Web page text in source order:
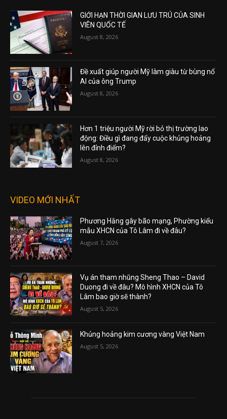
GIỚI HẠN THỜI GIAN LƯU TRÚ CỦA SINH
VIÊN QUỐC TẾ
August 8, 2026
Đề xuất giúp người Mỹ làm giàu từ bùng nổ
AI của ông Trump
August 8, 2026
Hơn 1 triệu người Mỹ rời bỏ thị trường lao
động: Điều gì đang đẩy cuộc khủng hoảng
lên đỉnh điểm?
August 8, 2026
VIDEO MỚI NHẤT
Phương Hằng gây bão mạng, Phường kiểu
mẫu XHCN của Tô Lâm đi về đâu?
August 7, 2026
Vụ án tham nhũng Sheng Thao – David
Duong đi về đâu? Mô hình XHCN của Tô
Lâm bao giờ sẽ thành?
August 5, 2026
Khủng hoảng kim cương vàng Việt Nam
August 5, 2026